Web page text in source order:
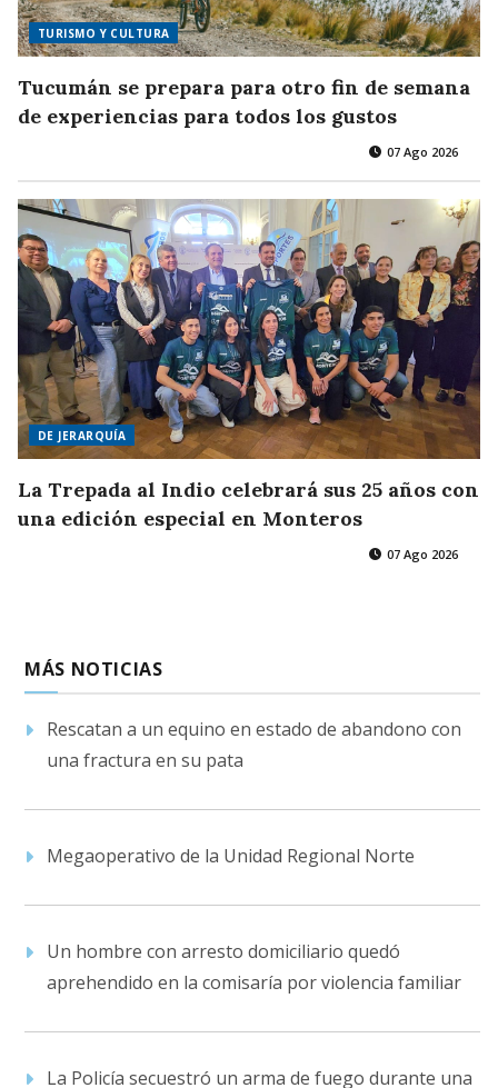
TURISMO Y CULTURA
Tucumán se prepara para otro fin de semana
de experiencias para todos los gustos
07 Ago 2026
DE JERARQUÍA
La Trepada al Indio celebrará sus 25 años con
una edición especial en Monteros
07 Ago 2026
MÁS NOTICIAS
Rescatan a un equino en estado de abandono con
una fractura en su pata
Megaoperativo de la Unidad Regional Norte
Un hombre con arresto domiciliario quedó
aprehendido en la comisaría por violencia familiar
La Policía secuestró un arma de fuego durante una